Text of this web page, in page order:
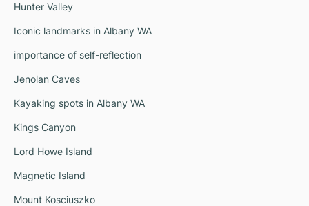
Hunter Valley
Iconic landmarks in Albany WA
importance of self-reflection
Jenolan Caves
Kayaking spots in Albany WA
Kings Canyon
Lord Howe Island
Magnetic Island
Mount Kosciuszko